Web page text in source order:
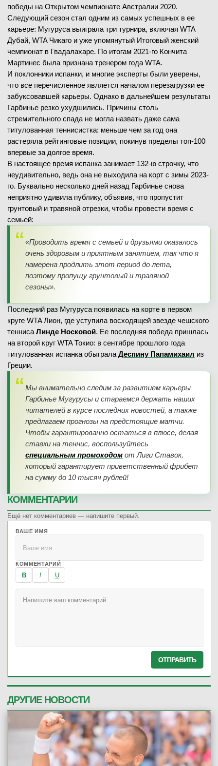
победы на Открытом чемпионате Австралии 2020.
Следующий сезон стал одним из самых успешных в ее
карьере: Мугуруса выиграла три турнира, включая WTA
Дубай, WTA Чикаго и уже упомянутый Итоговый женский
чемпионат в Гвадалахаре. По итогам 2021-го Кончита
Мартинес была признана тренером года WTA.
И поклонники испанки, и многие эксперты были уверены,
что все перечисленное является началом перезагрузки ее
забуксовавшей карьеры. Однако в дальнейшем результаты
Гарбинье резко ухудшились. Причины столь
стремительного спада не могла назвать даже сама
титулованная теннисистка: меньше чем за год она
растеряла рейтинговые позиции, покинув пределы топ-100
впервые за долгое время.
В настоящее время испанка занимает 132-ю строчку, что
неудивительно, ведь она не выходила на корт с зимы 2023-
го. Буквально несколько дней назад Гарбинье снова
неприятно удивила публику, объявив, что пропустит
грунтовый и травяной отрезки, чтобы провести время с
семьей:
«Проводить время с семьей и друзьями оказалось
очень здоровым и приятным занятием, так что я
намерена продлить этот период до лета,
поэтому пропущу грунтовый и травяной
сезоны».
Последний раз Мугуруса появилась на корте в первом
круге WTA Лион, где уступила восходящей звезде чешского
тенниса Линде Носковой. Ее последняя победа пришлась
на второй круг WTA Токио: в сентябре прошлого года
титулованная испанка обыграла Деспину Папамихаил из
Греции.
Мы внимательно следим за развитием карьеры
Гарбинье Мугурусы и стараемся держать наших
читателей в курсе последних новостей, а также
предлагаем прогнозы на предстоящие матчи.
Чтобы гарантированно остаться в плюсе, делая
ставки на теннис, воспользуйтесь
специальным промокодом от Лиги Ставок,
который гарантирует приветственный фрибет
на сумму до 10 тысяч рублей!
КОММЕНТАРИИ
Ещё нет комментариев — напишите первый.
ВАШЕ ИМЯ
КОММЕНТАРИЙ
B I U
ОТПРАВИТЬ
ДРУГИЕ НОВОСТИ